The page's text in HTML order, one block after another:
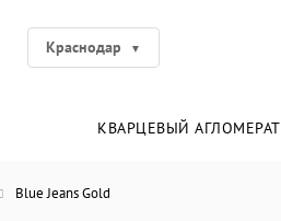
Краснодар
КВАРЦЕВЫЙ АГЛОМЕРАТ
Blue Jeans Gold